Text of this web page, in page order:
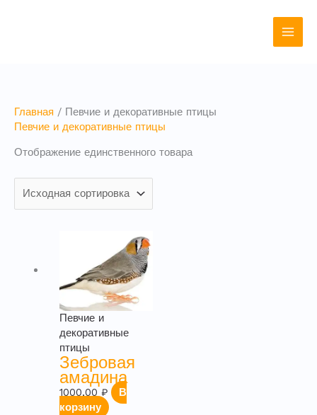
Главная / Певчие и декоративные птицы
Певчие и декоративные птицы
Отображение единственного товара
Певчие и
декоративные
птицы
Зебровая
амадина
1000,00 ₽
В
корзину